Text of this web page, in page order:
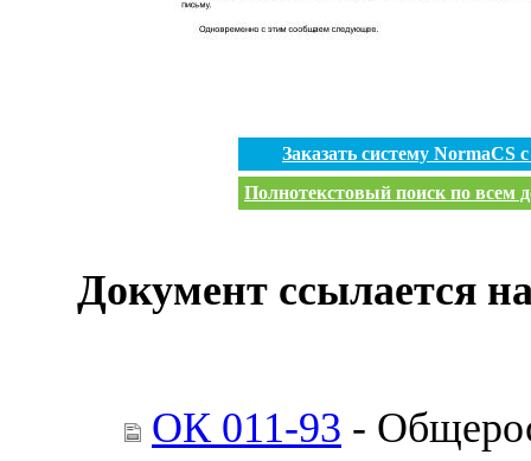
Заказать систему
Полнотекстовый поиск по всем
Документ ссылается
ОК 011-93 -